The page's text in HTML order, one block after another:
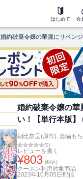
はじめて 会
婚約破棄令嬢の華麗にリベン
婚約破棄令嬢の華
い！【単行本版】
朝比奈呈(原作), 嘉噛も
(0)
レビューを書く
¥803 (税込)
クーポン利用対象商品
2023年10月05日 配信